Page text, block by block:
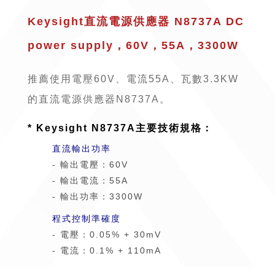
Keysight直流電源供應器 N8737A DC
power supply，60V，55A，3300W
推薦使用電壓60V、電流55A、瓦數3.3KW
的直流電源供應器N8737A。
* Keysight N8737A主要技術規格：
直流輸出功率
- 輸出電壓：60V
- 輸出電流：55A
- 輸出功率：3300W
程式控制準確度
- 電壓：0.05% + 30mV
- 電流：0.1% + 110mA